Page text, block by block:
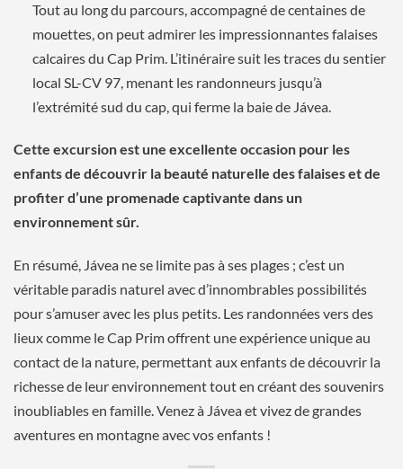
Tout au long du parcours, accompagné de centaines de
mouettes, on peut admirer les impressionnantes falaises
calcaires du Cap Prim. L’itinéraire suit les traces du sentier
local SL-CV 97, menant les randonneurs jusqu’à
l’extrémité sud du cap, qui ferme la baie de Jávea.
Cette excursion est une excellente occasion pour les
enfants de découvrir la beauté naturelle des falaises et de
profiter d’une promenade captivante dans un
environnement sûr.
En résumé, Jávea ne se limite pas à ses plages ; c’est un
véritable paradis naturel avec d’innombrables possibilités
pour s’amuser avec les plus petits. Les randonnées vers des
lieux comme le Cap Prim offrent une expérience unique au
contact de la nature, permettant aux enfants de découvrir la
richesse de leur environnement tout en créant des souvenirs
inoubliables en famille. Venez à Jávea et vivez de grandes
aventures en montagne avec vos enfants !